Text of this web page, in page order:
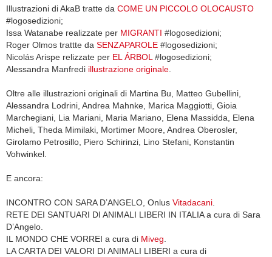
Illustrazioni di AkaB tratte da COME UN PICCOLO OLOCAUSTO
#logosedizioni;
Issa Watanabe realizzate per MIGRANTI #logosedizioni;
Roger Olmos trattte da SENZAPAROLE #logosedizioni;
Nicolás Arispe relizzate per EL ÁRBOL#logosedizioni;
Alessandra Manfredi illustrazione originale.
Oltre alle illustrazioni originali di Martina Bu, Matteo Gubellini,
Alessandra Lodrini, Andrea Mahnke, Marica Maggiotti, Gioia
Marchegiani, Lia Mariani, Maria Mariano, Elena Massidda, Elena
Micheli, Theda Mimilaki, Mortimer Moore, Andrea Oberosler,
Girolamo Petrosillo, Piero Schirinzi, Lino Stefani, Konstantin
Vohwinkel.
E ancora:
INCONTRO CON SARA D’ANGELO, Onlus Vitadacani.
RETE DEI SANTUARI DI ANIMALI LIBERI IN ITALIA a cura di Sara
D’Angelo.
IL MONDO CHE VORREI a cura di Miveg.
LA CARTA DEI VALORI DI ANIMALI LIBERI a cura di